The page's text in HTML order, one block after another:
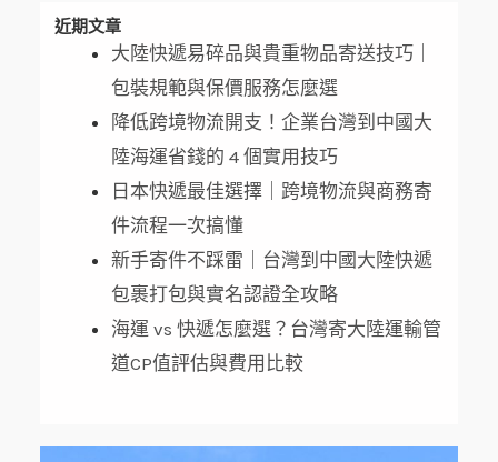
近期文章
大陸快遞易碎品與貴重物品寄送技巧｜
包裝規範與保價服務怎麼選
降低跨境物流開支！企業台灣到中國大
陸海運省錢的 4 個實用技巧
日本快遞最佳選擇｜跨境物流與商務寄
件流程一次搞懂
新手寄件不踩雷｜台灣到中國大陸快遞
包裹打包與實名認證全攻略
海運 vs 快遞怎麼選？台灣寄大陸運輸管
道CP值評估與費用比較